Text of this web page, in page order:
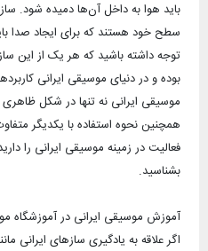
باید هوا به داخل آن‌ها دمیده شود.
سطح خود هستند که برای ایجاد صدا
توجه داشته باشید که هر یک از این
بوده و در دنیای موسیقی ایرانی
موسیقی ایرانی نه تنها در شکل
همچنین نحوه استفاده با یکدیگر
فعالیت در زمینه موسیقی ایرانی را
اگر علاقه به یادگیری سازهای ایرانی